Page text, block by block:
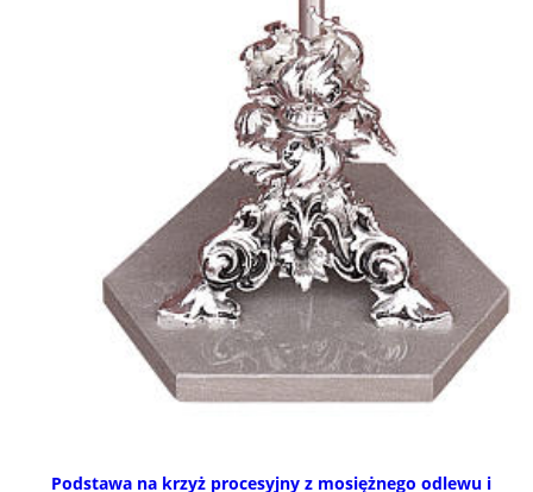
Podstawa na krzyż procesyjny z mosiężnego odlewu i